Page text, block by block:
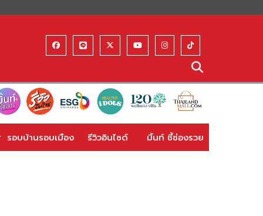
รอบบ้านรอบเมือง รีวิวอินไซด์ มิ้นท์ ชี้ช่องรวย